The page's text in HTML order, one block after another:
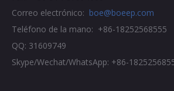
Correo electrónico: boe@boeep.com
Teléfono de la mano: +86-18252568555
QQ: 31609749
Skype/Wechat/WhatsApp: +86-